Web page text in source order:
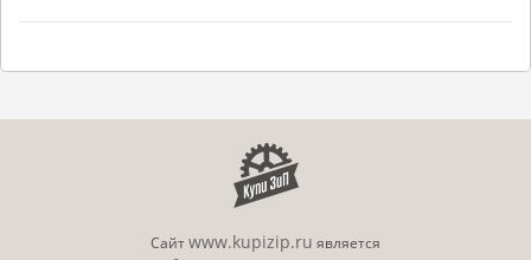
Сайтwww.kupizip.ru является